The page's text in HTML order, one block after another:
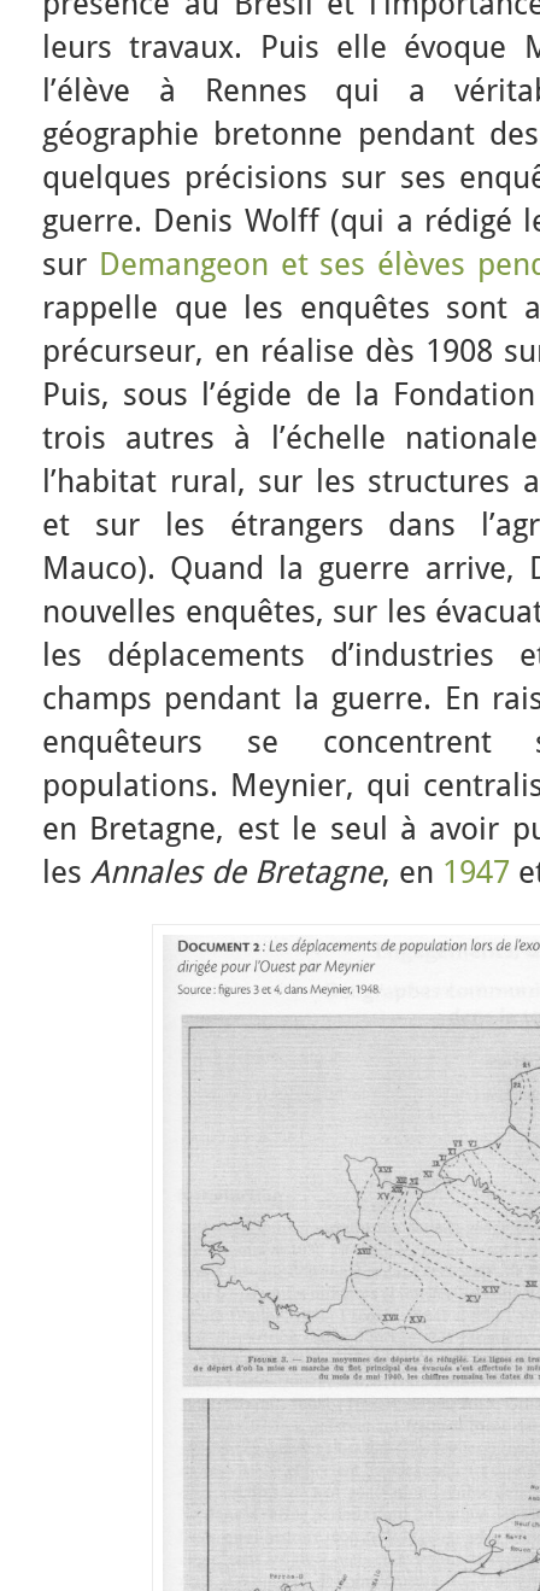
leurs travaux. Puis elle évoque
l’élève à Rennes qui a
géographie bretonne pendant
quelques précisions sur ses
guerre. Denis Wolff (qui a rédigé
sur Demangeon et ses élèves
rappelle que les enquêtes sont
précurseur, en réalise dès 1908
Puis, sous l’égide de la
trois autres à l’échelle
l’habitat rural, sur les structures
et sur les étrangers dans
Mauco). Quand la guerre arrive,
nouvelles enquêtes, sur les
les déplacements
champs pendant la guerre. En
enquêteurs se concentrent
populations. Meynier, qui
en Bretagne, est le seul à avoir
les Annales de Bretagne, en 1947